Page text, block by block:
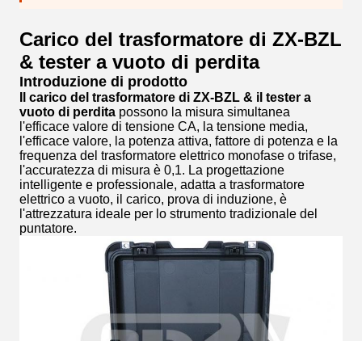
Carico del trasformatore di ZX-BZL
& tester a vuoto di perdita
Introduzione di prodotto
Il carico del trasformatore di ZX-BZL & il tester a
vuoto di perdita possono la misura simultanea
l'efficace valore di tensione CA, la tensione media,
l'efficace valore, la potenza attiva, fattore di potenza e la
frequenza del trasformatore elettrico monofase o trifase,
l'accuratezza di misura è 0,1. La progettazione
intelligente e professionale, adatta a trasformatore
elettrico a vuoto, il carico, prova di induzione, è
l'attrezzatura ideale per lo strumento tradizionale del
puntatore.